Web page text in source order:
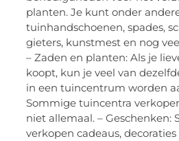
planten. Je kunt onder
tuinhandschoenen, spades,
gieters, kunstmest en nog
– Zaden en planten: Als je
koopt, kun je veel van
in een tuincentrum worden
Sommige tuincentra
niet allemaal. – Geschenken:
verkopen cadeaus,